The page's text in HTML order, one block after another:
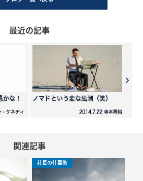
最近の記事
かな！
ケネディ
ノマドという変な風潮（笑）
2014.7.22 寺本隆裕
関連記事
社長の仕事術